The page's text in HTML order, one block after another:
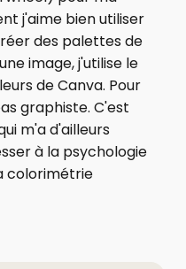
j'aime bien utiliser
des palettes de
image, j'utilise le
de Canva. Pour
graphiste. C'est
m'a d'ailleurs
à la psychologie
colorimétrie